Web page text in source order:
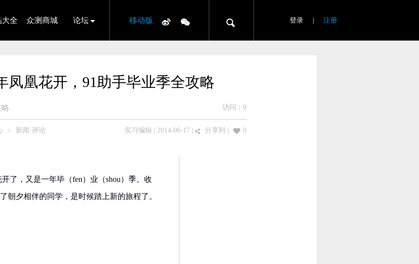
大全 众测商城 论坛 移动版 登录 注册
凤凰花开，91助手毕业季全攻略
访问： 0
> 新闻·评论 实习编辑 | 2014-06-17 | 分享到 0
了，又是一年毕（fen）业（shou）季。收
朝夕相伴的同学，是时候踏上新的旅程了。